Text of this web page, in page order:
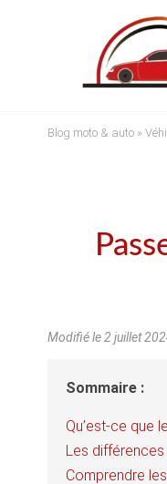
Blog moto & auto »
Modifié le2 juillet
Sommaire :
Qu’est-ce que
Les
Comprendre